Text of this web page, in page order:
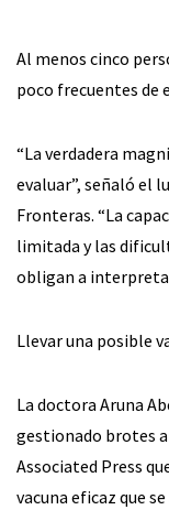
Al menos cinco
poco frecuentes de
“La verdadera
evaluar”, señaló el
Fronteras. “La
limitada y las
obligan a
Llevar una posible
La doctora Aruna
gestionado brotes
Associated Press
vacuna eficaz que